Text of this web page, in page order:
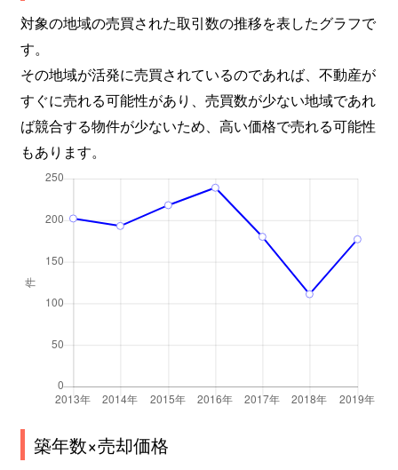
対象の地域の売買された取引数の推移を表したグラフで
す。
その地域が活発に売買されているのであれば、不動産が
すぐに売れる可能性があり、売買数が少ない地域であれ
ば競合する物件が少ないため、高い価格で売れる可能性
もあります。
築年数×売却価格